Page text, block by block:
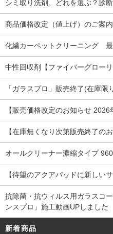
シミ取り洗剤、どれを選ぶ？診
商品価格改定（値上げ）のご案内
化繊カーペットクリーニング
中性回収剤【ファイバーグロー
「ガラスプロ」販売終了(在庫限
【販売価格改定のお知らせ 2026
【在庫無くなり次第販売終了のお
オールクリーナー濃縮タイプ
【待望のアクアパッドに新しい
抗除菌・抗ウィルス用ガラスコ
ンスプロ」施工動画UPしました
新着商品